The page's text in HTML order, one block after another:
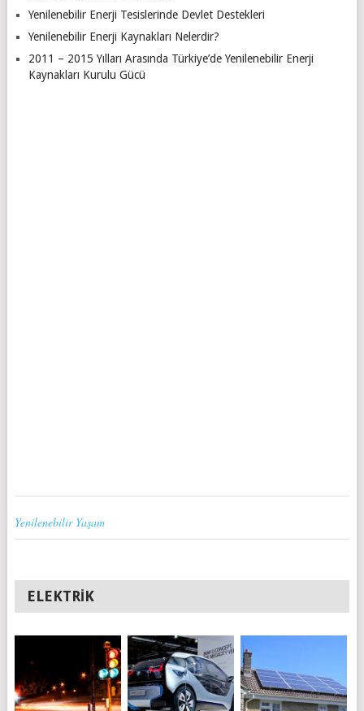
Yenilenebilir Enerji Tesislerinde Devlet Destekleri
Yenilenebilir Enerji Kaynakları Nelerdir?
2011 – 2015 Yılları Arasında Türkiye’de Yenilenebilir Enerji
Kaynakları Kurulu Gücü
Yenilenebilir Yaşam
ELEKTRIK